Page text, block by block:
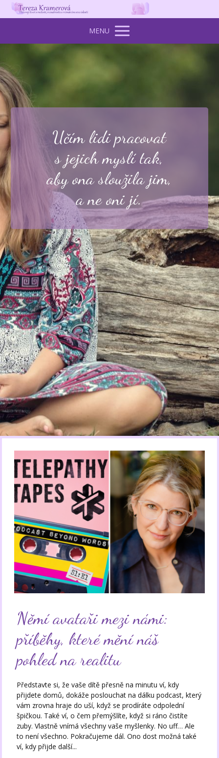
MENU
Učím lidi pracovat
s jejich myslí tak,
aby ona sloužila jim,
a ne oni jí.
Němí avataři mezi námi:
příběhy, které mění náš
pohled na realitu
Představte si, že vaše dítě přesně na minutu ví, kdy
přijdete domů, dokáže poslouchat na dálku podcast, který
vám zrovna hraje do uší, když se prodíráte odpolední
špičkou. Také ví, o čem přemýšlíte, když si ráno čistíte
zuby. Vlastně vnímá všechny vaše myšlenky. No uff… Ale
to není všechno. Pokračujeme dál. Ono dost možná také
ví, kdy přijde další...